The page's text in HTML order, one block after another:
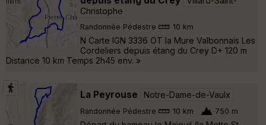
Christophe
Randonnée Pédestre 10 km
N Carte IGN 3336 OT la Mure Valbonnais Les
Cordeliers depuis étang du Crey D+ 120 m
Distance 10 km Temps 2h45 env. »
La Peyrouse Notre-Dame-de-Vaulx
Randonnée Pédestre 10 km 750 m